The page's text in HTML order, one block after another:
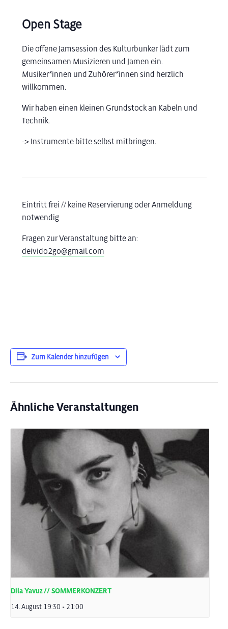
Open Stage
Die offene Jamsession des Kulturbunker lädt zum
gemeinsamen Musizieren und Jamen ein.
Musiker*innen und Zuhörer*innen sind herzlich
willkommen.
Wir haben einen kleinen Grundstock an Kabeln und
Technik.
-> Instrumente bitte selbst mitbringen.
Eintritt frei // keine Reservierung oder Anmeldung
notwendig
Fragen zur Veranstaltung bitte an:
deivido2go@gmail.com
Zum Kalender hinzufügen
Ähnliche Veranstaltungen
Dila Yavuz // SOMMERKONZERT
14. August 19:30 - 21:00